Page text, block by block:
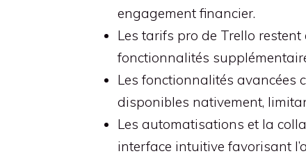
engagement financier.
Les tarifs pro de Trello
fonctionnalités
Les fonctionnalités avancées
disponibles nativement,
Les automatisations et la
interface intuitive favorisant